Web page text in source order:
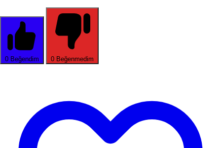
0 Beğendim 0 Beğenmedim